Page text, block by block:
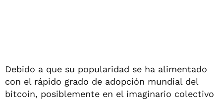
Debido a que su popularidad se ha alimentado
con el rápido grado de adopción mundial del
bitcoin, posiblemente en el imaginario colectivo